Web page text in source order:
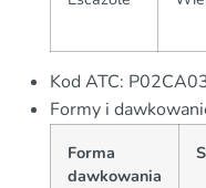
Kod ATC:
Formy i
Forma
dawkowania